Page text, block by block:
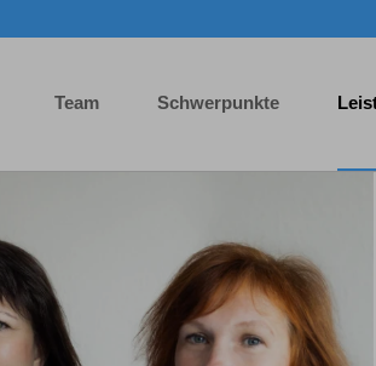
Team Schwerpunkte